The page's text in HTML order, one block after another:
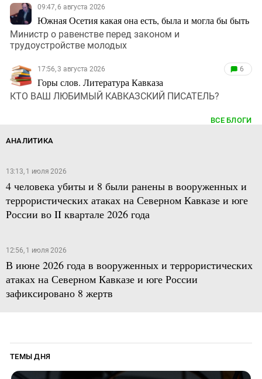
09:47, 6 августа 2026
Южная Осетия какая она есть, была и могла бы быть
Министр о равенстве перед законом и
трудоустройстве молодых
17:56, 3 августа 2026
Горы слов. Литература Кавказа
6
КТО ВАШ ЛЮБИМЫЙ КАВКАЗСКИЙ ПИСАТЕЛЬ?
ВСЕ БЛОГИ
АНАЛИТИКА
13:13, 1 июля 2026
4 человека убиты и 8 были ранены в вооруженных и
террористических атаках на Северном Кавказе и юге
России во II квартале 2026 года
12:56, 1 июля 2026
В июне 2026 года в вооруженных и террористических
атаках на Северном Кавказе и юге России
зафиксировано 8 жертв
ТЕМЫ ДНЯ